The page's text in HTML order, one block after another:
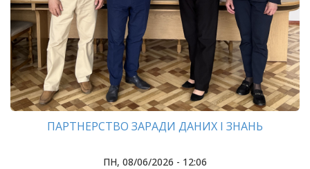
ПАРТНЕРСТВО ЗАРАДИ ДАНИХ І ЗНАНЬ
ПН, 08/06/2026 - 12:06